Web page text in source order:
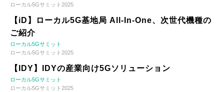
ローカル5Gサミット2025
【iD】ローカル5G基地局 All-In-One、次世代機種の
ご紹介
ローカル5Gサミット
ローカル5Gサミット2025
【IDY】IDYの産業向け5Gソリューション
ローカル5Gサミット
ローカル5Gサミット2025